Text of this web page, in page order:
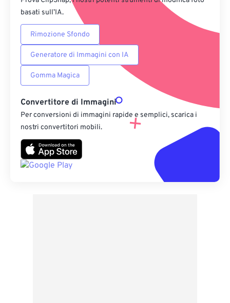
basati sull’IA.
Rimozione Sfondo
Generatore di Immagini con IA
Gomma Magica
Convertitore di Immagini
Per conversioni di immagini rapide e semplici, scarica i
nostri convertitori mobili.